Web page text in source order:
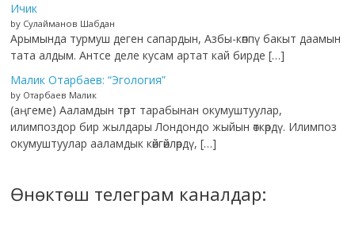
Ичик
by Сулайманов Шабдан
Арымында турмуш деген сапардын, Азбы-көппү бакыт даамын
тата алдым. Антсе деле кусам артат кай бирде […]
Малик Отарбаев: “Эгология”
by Отарбаев Малик
(аңгеме) Ааламдын төрт тарабынан окумуштуулар,
илимпоздор бир жылдары Лондондо жыйын өткөрдү. Илимпоз
окумуштуулар ааламдык көйгөйлөрдү, […]
Өнөктөш телеграм каналдар: